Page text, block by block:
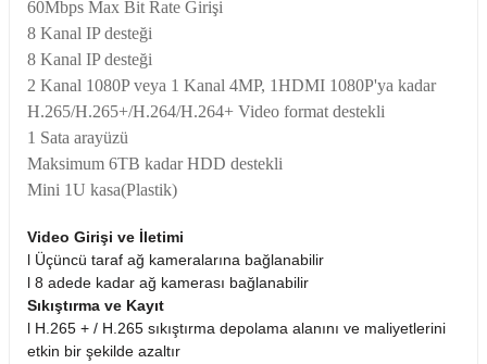
Sepete Ekle
DAHUA HAC-T1A21P-DIP 2MP PAL 3.6MM HDCVI IR Eyeball Kamera
1.309,18 TL
60Mbps Max Bit Rate Girişi
8 Kanal IP desteği
8 Kanal IP desteği
2 Kanal 1080P veya 1 Kanal 4MP, 1HDMI 1080P'ya kadar
H.265/H.265+/H.264/H.264+ Video format destekli
1 Sata arayüzü
Maksimum 6TB kadar HDD destekli
Mini 1U kasa(Plastik)
Video Girişi ve İletimi
l Üçüncü taraf ağ kameralarına bağlanabilir
l 8 adede kadar ağ kamerası bağlanabilir
Sıkıştırma ve Kayıt
l H.265 + / H.265 sıkıştırma depolama alanını ve maliyetlerini
etkin bir şekilde azaltır